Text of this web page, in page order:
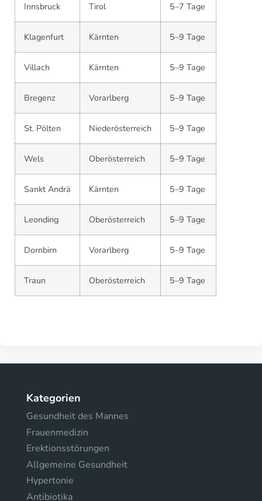
Innsbruck Tirol 5–7 Tage
Klagenfurt Kärnten 5–9 Tage
Villach Kärnten 5–9 Tage
Bregenz Vorarlberg 5–9 Tage
St. Pölten Niederösterreich 5–9 Tage
Wels Oberösterreich 5–9 Tage
Sankt Andrä Kärnten 5–9 Tage
Leonding Oberösterreich 5–9 Tage
Dornbirn Vorarlberg 5–9 Tage
Traun Oberösterreich 5–9 Tage
Kategorien
Gesundheit des Mannes
Frauenmedizin
Erektionsstörungen
Allgemeine Gesundheit
Hypertonie
Antibiotika